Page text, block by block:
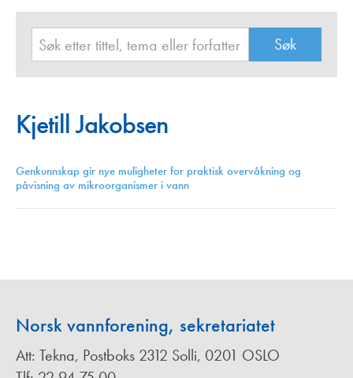
Kjetill Jakobsen
Genkunnskap gir nye muligheter for praktisk overvåkning og
påvisning av mikroorganismer i vann
Norsk vannforening, sekretariatet
Att: Tekna, Postboks 2312 Solli, 0201 OSLO